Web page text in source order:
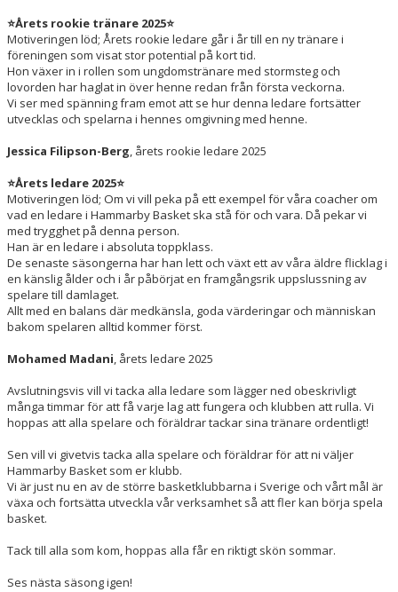
⭐Årets rookie tränare 2025⭐
Motiveringen löd; Årets rookie ledare går i år till en ny tränare i
föreningen som visat stor potential på kort tid.
Hon växer in i rollen som ungdomstränare med stormsteg och
lovorden har haglat in över henne redan från första veckorna.
Vi ser med spänning fram emot att se hur denna ledare fortsätter
utvecklas och spelarna i hennes omgivning med henne.
Jessica Filipson-Berg , årets rookie ledare 2025
⭐Årets ledare 2025⭐
Motiveringen löd; Om vi vill peka på ett exempel för våra coacher om
vad en ledare i Hammarby Basket ska stå för och vara. Då pekar vi
med trygghet på denna person.
Han är en ledare i absoluta toppklass.
De senaste säsongerna har han lett och växt ett av våra äldre flicklag i
en känslig ålder och i år påbörjat en framgångsrik uppslussning av
spelare till damlaget.
Allt med en balans där medkänsla, goda värderingar och människan
bakom spelaren alltid kommer först.
Mohamed Madani , årets ledare 2025
Avslutningsvis vill vi tacka alla ledare som lägger ned obeskrivligt
många timmar för att få varje lag att fungera och klubben att rulla. Vi
hoppas att alla spelare och föräldrar tackar sina tränare ordentligt!
Sen vill vi givetvis tacka alla spelare och föräldrar för att ni väljer
Hammarby Basket som er klubb.
Vi är just nu en av de större basketklubbarna i Sverige och vårt mål är
växa och fortsätta utveckla vår verksamhet så att fler kan börja spela
basket.
Tack till alla som kom, hoppas alla får en riktigt skön sommar.
Ses nästa säsong igen!